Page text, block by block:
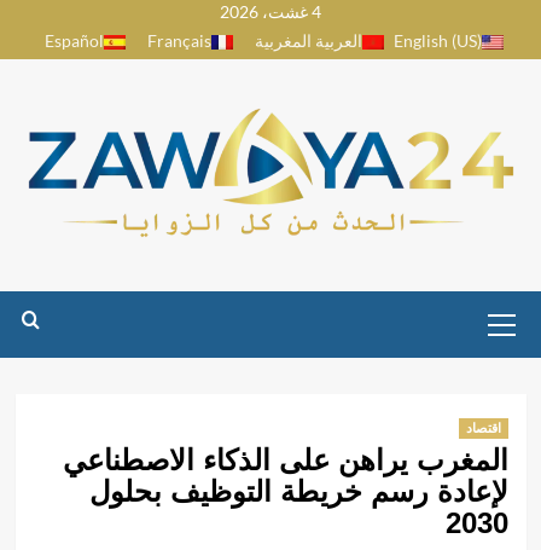
4 غشت، 2026
English (US)
العربية المغربية Français
Español
Menu
اقتصاد
المغرب يراهن على الذكاء الاصطناعي
لإعادة رسم خريطة التوظيف بحلول
2030